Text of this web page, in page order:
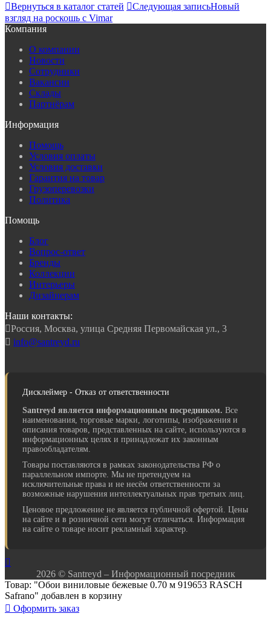
Вернуться в каталог статей Следующая записьНовый
взгляд на роскошь с Vimar
Компания
О компании
Новости
Сотрудники
Вакансии
Склады
Партнёрам
Информация
Помощь
Условия оплаты
Условия доставки
Гарантия на товар
Грузоперевозки
Политика
Помощь
Блог
Вопрос-ответ
Бренды
Коллекции
Интерьеры
Дизайнерам
Наши контакты:
Россия, Москва, улица Средняя Первомайская ул., 3
 info@santreyd.ru
Дисклеймер - Отказ от ответственности
Santreyd является информационным посредником. Все
наименования, торговые марки, логотипы, изображения и
описания товаров, представленных на сайте, используются в
информационных целях и принадлежат их законным
правообладателям.
Товары поставляются в рамках законодательства РФ о
параллельном импорте. Мы не претендуем на
исключительные права и не несём ответственности за
возможные нарушения интеллектуальных прав третьих лиц.
Ценовое предложение не является публичной офертой. Цены
на сайте и в розничной сети могут отличаться. Информация
на сайте о товаре носит рекламный характер.

2026 © Santreyd – Информационный посредник
Товар: "Обои виниловые бежевые 0.70 м 919653 RASCH
Safrano" добавлен в корзину
 Оформить заказ